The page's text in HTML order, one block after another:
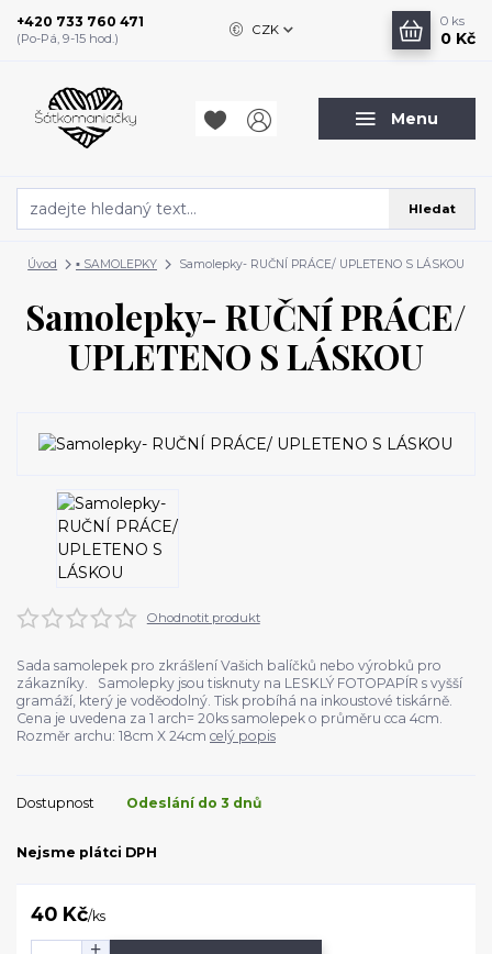
Menu
CZK
Hledat
+420 733 760 471
(Po-Pá, 9-15 hod.)
0 ks
0 Kč
Úvod ▪️ SAMOLEPKY Samolepky- RUČNÍ PRÁCE/ UPLETENO S LÁSKOU
Samolepky- RUČNÍ PRÁCE/
UPLETENO S LÁSKOU
Ohodnotit produkt
Sada samolepek pro zkrášlení Vašich balíčků nebo výrobků pro
zákazníky. Samolepky jsou tisknuty na LESKLÝ FOTOPAPÍR s vyšší
gramáží, který je voděodolný. Tisk probíhá na inkoustové tiskárně.
Cena je uvedena za 1 arch= 20ks samolepek o průměru cca 4cm.
Rozměr archu: 18cm X 24cm celý popis
Dostupnost Odeslání do 3 dnů
Nejsme plátci DPH
40 Kč/ks